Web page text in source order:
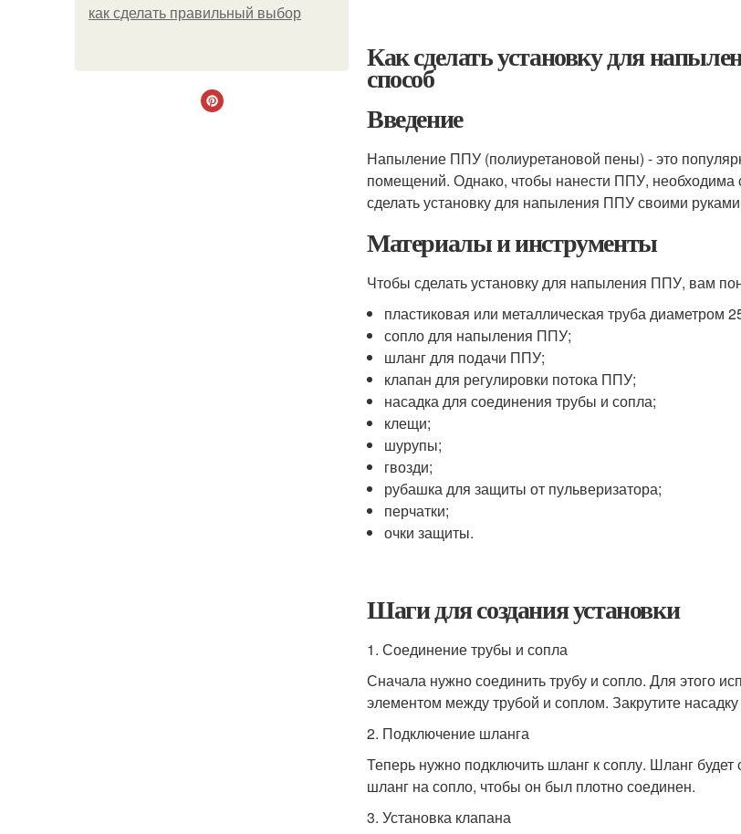
как сделать правильный выбор
Как сделать установку для
способ
Введение
Напыление ППУ (полиуретановой пены) - это
помещений. Однако, чтобы нанести ППУ, необходима
сделать установку для напыления ППУ своими
Материалы и инструменты
Чтобы сделать установку для напыления ППУ, вам
пластиковая или металлическая труба диаметром
сопло для напыления ППУ;
шланг для подачи ППУ;
клапан для регулировки потока ППУ;
насадка для соединения трубы и сопла;
клещи;
шурупы;
гвозди;
рубашка для защиты от пульверизатора;
перчатки;
очки защиты.
Шаги для создания установки
1. Соединение трубы и сопла
Сначала нужно соединить трубу и сопло. Для этого
элементом между трубой и соплом. Закрутите
2. Подключение шланга
Теперь нужно подключить шланг к соплу. Шланг
шланг на сопло, чтобы он был плотно соединен.
3. Установка клапана